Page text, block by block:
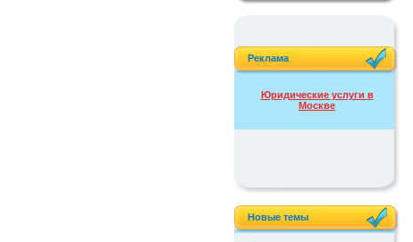
Реклама
Юридические услуги в
Москве
Новые темы